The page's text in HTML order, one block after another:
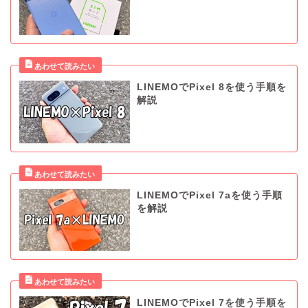
LINEMOでPixel 8を使う手順を
解説
LINEMOでPixel 7aを使う手順
を解説
LINEMOでPixel 7を使う手順を